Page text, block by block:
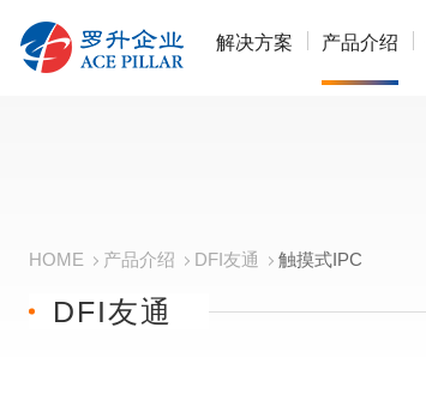
解决方案 产品介绍
HOME 产品介绍 DFI友通 触摸式IPC
DFI友通